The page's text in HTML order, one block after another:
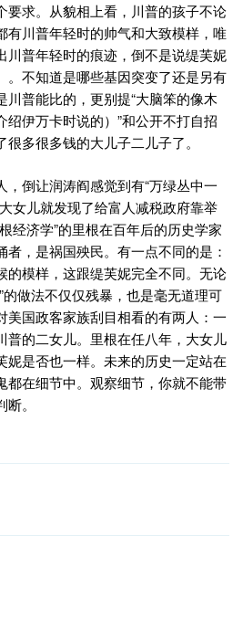
要求。从貌相上看，川普的孩子不论
有川普年轻时的帅气和大致模样，唯
川普年轻时的痕迹，倒不是说缇芙妮
。不知道是哪些基因突变了还是另有
普能比的，更别提“大脑笨的像木
伊万卡时说的）”和公开不打自招
多很多钱的大儿子二儿子了。
，倒让润涛阎感觉到有“万绿丛中一
女儿就发现了给富人减税政府靠举
经济学”的里根在百年后的历史学家
，是祸国殃民。有一点不同的是：
的模样，这跟缇芙妮完全不同。无论
做法不仅仅残暴，也是毫无道理可
美国政客家族刮目相看的有两人：一
普的二女儿。里根在任八年，大女儿
妮是否也一样。未来的历史一定站在
都在细节中。观察细节，你就不能带
。